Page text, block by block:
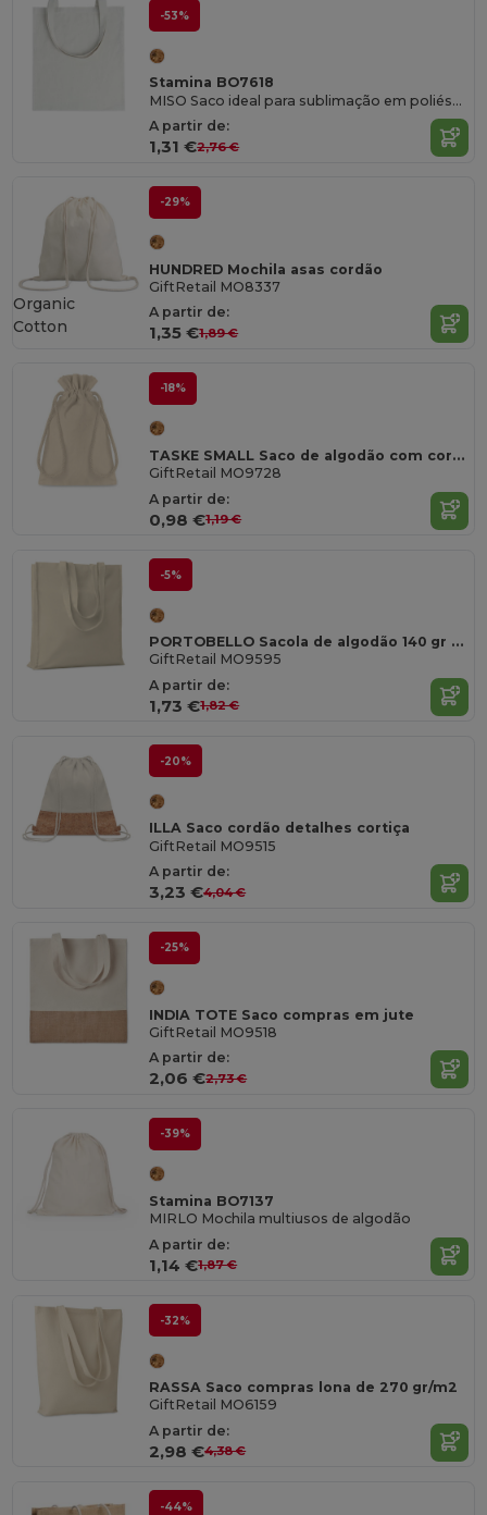
-53%
Stamina BO7618
MISO Saco ideal para sublimação em poliéster resistente e suave
A partir de:
1,31 €2,76 €
-29%
HUNDRED Mochila asas cordão
GiftRetail MO8337
A partir de:
1,35 €1,89 €
Organic
Cotton
-18%
TASKE SMALL Saco de algodão com cordão
GiftRetail MO9728
A partir de:
0,98 €1,19 €
-5%
PORTOBELLO Sacola de algodão 140 gr / m²
GiftRetail MO9595
A partir de:
1,73 €1,82 €
-20%
ILLA Saco cordão detalhes cortiça
GiftRetail MO9515
A partir de:
3,23 €4,04 €
-25%
INDIA TOTE Saco compras em jute
GiftRetail MO9518
A partir de:
2,06 €2,73 €
-39%
Stamina BO7137
MIRLO Mochila multiusos de algodão
A partir de:
1,14 €1,87 €
-32%
RASSA Saco compras lona de 270 gr/m2
GiftRetail MO6159
A partir de:
2,98 €4,38 €
-44%